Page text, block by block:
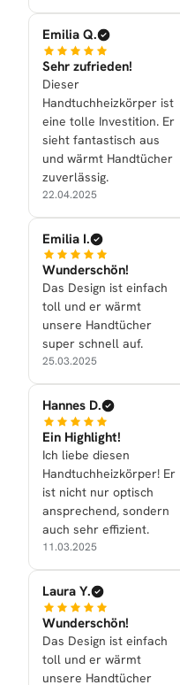
Emilia Q.
Sehr zufrieden!
Dieser
Handtuchheizkörper ist
eine tolle Investition. Er
sieht fantastisch aus
und wärmt Handtücher
zuverlässig.
22.04.2025
Emilia I.
Wunderschön!
Das Design ist einfach
toll und er wärmt
unsere Handtücher
super schnell auf.
25.03.2025
Hannes D.
Ein Highlight!
Ich liebe diesen
Handtuchheizkörper! Er
ist nicht nur optisch
ansprechend, sondern
auch sehr effizient.
11.03.2025
Laura Y.
Wunderschön!
Das Design ist einfach
toll und er wärmt
unsere Handtücher